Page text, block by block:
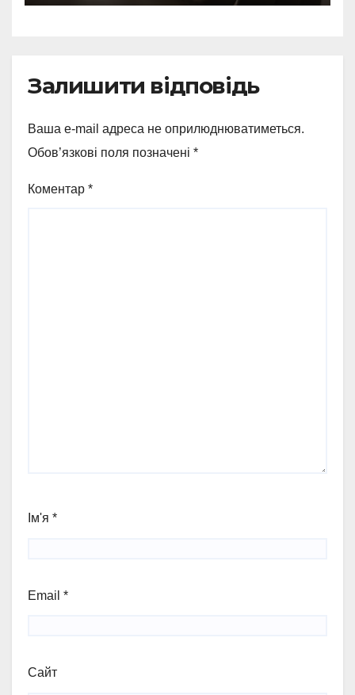
Залишити відповідь
Ваша e-mail адреса не оприлюднюватиметься.
Обов’язкові поля позначені *
Коментар *
Ім'я *
Email *
Сайт